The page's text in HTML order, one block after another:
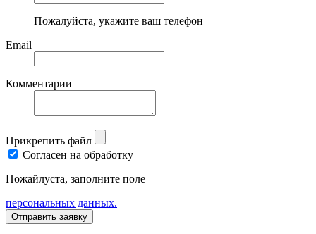
Пожалуйста, укажите ваш телефон
Email
Комментарии
Прикрепить файл
Согласен на обработку
Пожайлуста, заполните поле
персональных данных.